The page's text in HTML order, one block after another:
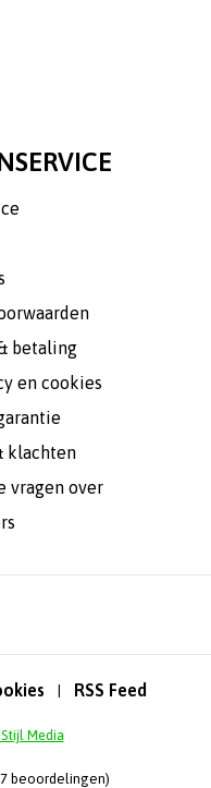
betaling
en cookies
klachten
vragen over
| RSS Feed
Media
beoordelingen)